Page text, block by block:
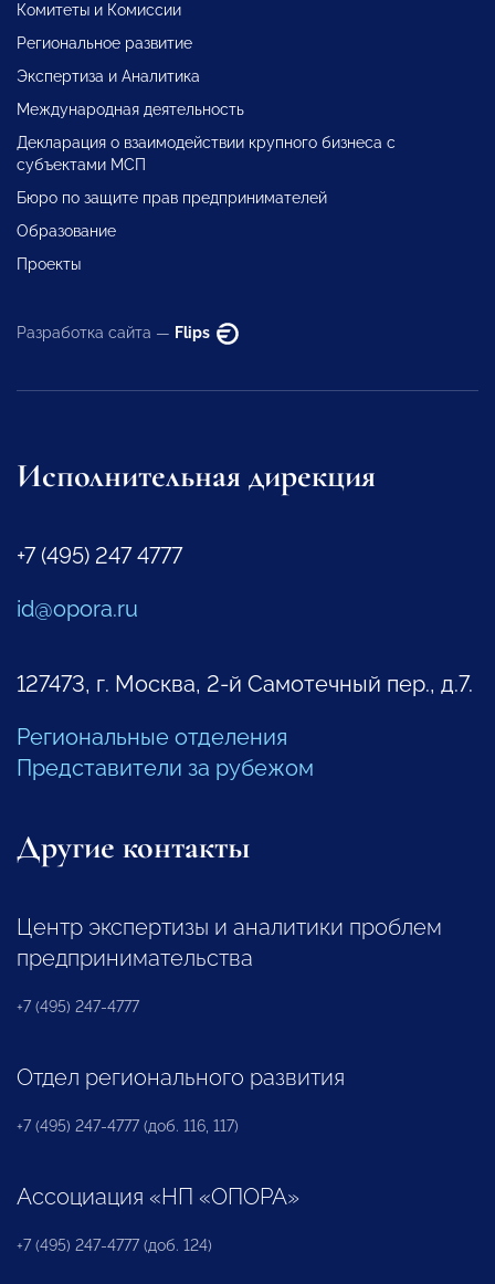
Комитеты и Комиссии
Региональное развитие
Экспертиза и Аналитика
Международная деятельность
Декларация о взаимодействии крупного бизнеса с
субъектами МСП
Бюро по защите прав предпринимателей
Образование
Проекты
Разработка сайта — Flips
Исполнительная дирекция
+7 (495) 247 4777
id@opora.ru
127473, г. Москва, 2-й Самотечный пер., д.7.
Региональные отделения
Представители за рубежом
Другие контакты
Центр экспертизы и аналитики проблем
предпринимательства
+7 (495) 247-4777
Отдел регионального развития
+7 (495) 247-4777 (доб. 116, 117)
Ассоциация «НП «ОПОРА»
+7 (495) 247-4777 (доб. 124)